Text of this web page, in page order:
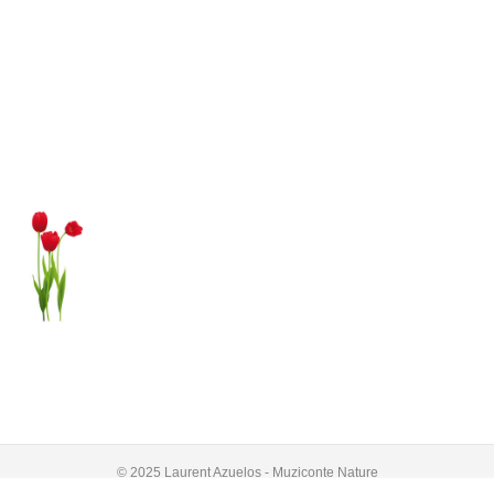
© 2025 Laurent Azuelos - Muziconte Nature